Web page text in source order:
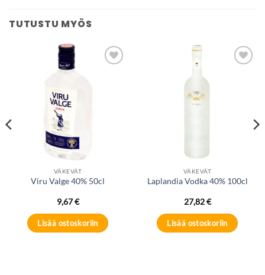
TUTUSTU MYÖS
VÄKEVÄT
Viru Valge 40% 50cl
9,67€
Lisää ostoskoriin
VÄKEVÄT
Laplandia Vodka 40% 100cl
27,82€
Lisää ostoskoriin